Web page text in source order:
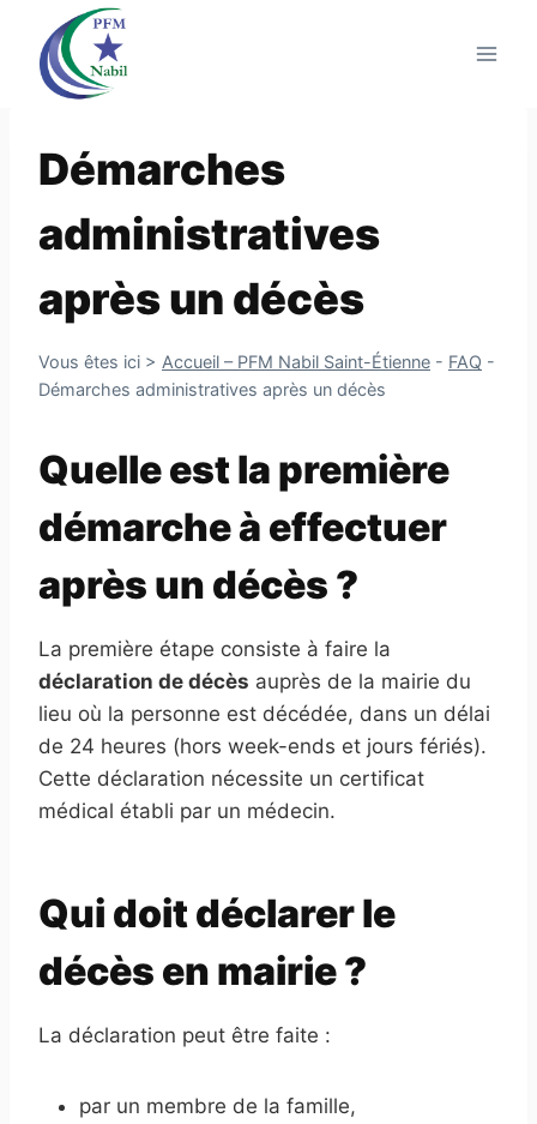
contenu
Démarches
administratives
après un décès
Vous êtes ici > Accueil – PFM Nabil Saint-Étienne - FAQ -
Démarches administratives après un décès
Quelle est la première
démarche à effectuer
après un décès ?
La première étape consiste à faire la
déclaration de décès auprès de la mairie du
lieu où la personne est décédée, dans un délai
de 24 heures (hors week-ends et jours fériés).
Cette déclaration nécessite un certificat
médical établi par un médecin.
Qui doit déclarer le
décès en mairie ?
La déclaration peut être faite :
par un membre de la famille,